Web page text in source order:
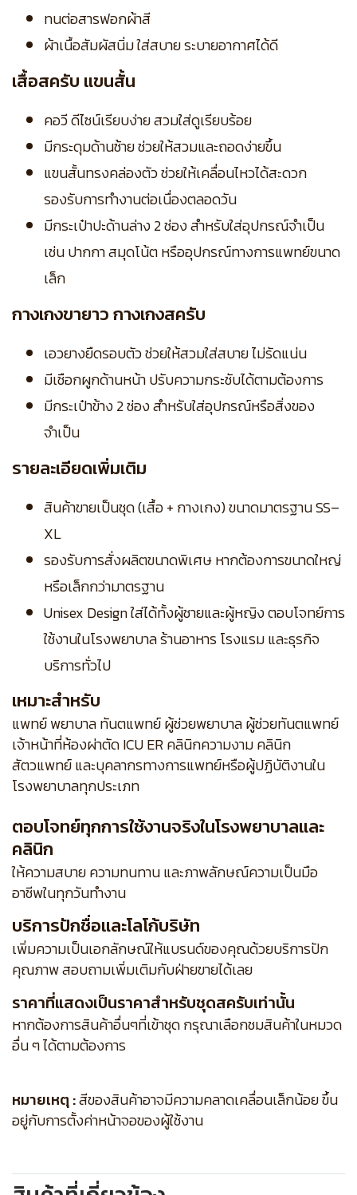
ทนต่อสารฟอกผ้าสี
ผ้าเนื้อสัมผัสนิ่ม ใส่สบาย ระบายอากาศได้ดี
เสื้อสครับ แขนสั้น
คอวี ดีไซน์เรียบง่าย สวมใส่ดูเรียบร้อย
มีกระดุมด้านซ้าย ช่วยให้สวมและถอดง่ายขึ้น
แขนสั้นทรงคล่องตัว ช่วยให้เคลื่อนไหวได้สะดวก
รองรับการทำงานต่อเนื่องตลอดวัน
มีกระเป๋าปะด้านล่าง 2 ช่อง สำหรับใส่อุปกรณ์จำเป็น
เช่น ปากกา สมุดโน้ต หรืออุปกรณ์ทางการแพทย์ขนาด
เล็ก
กางเกงขายาว กางเกงสครับ
เอวยางยืดรอบตัว ช่วยให้สวมใส่สบาย ไม่รัดแน่น
มีเชือกผูกด้านหน้า ปรับความกระชับได้ตามต้องการ
มีกระเป๋าข้าง 2 ช่อง สำหรับใส่อุปกรณ์หรือสิ่งของ
จำเป็น
รายละเอียดเพิ่มเติม
สินค้าขายเป็นชุด (เสื้อ + กางเกง) ขนาดมาตรฐาน SS–
XL
รองรับการสั่งผลิตขนาดพิเศษ หากต้องการขนาดใหญ่
หรือเล็กกว่ามาตรฐาน
Unisex Design ใส่ได้ทั้งผู้ชายและผู้หญิง ตอบโจทย์การ
ใช้งานในโรงพยาบาล ร้านอาหาร โรงแรม และธุรกิจ
บริการทั่วไป
เหมาะสำหรับ
แพทย์ พยาบาล ทันตแพทย์ ผู้ช่วยพยาบาล ผู้ช่วยทันตแพทย์
เจ้าหน้าที่ห้องผ่าตัด ICU ER คลินิกความงาม คลินิก
สัตวแพทย์ และบุคลากรทางการแพทย์หรือผู้ปฏิบัติงานใน
โรงพยาบาลทุกประเภท
ตอบโจทย์ทุกการใช้งานจริงในโรงพยาบาลและ
คลินิก
ให้ความสบาย ความทนทาน และภาพลักษณ์ความเป็นมือ
อาชีพในทุกวันทำงาน
บริการปักชื่อและโลโก้บริษัท
เพิ่มความเป็นเอกลักษณ์ให้แบรนด์ของคุณด้วยบริการปัก
คุณภาพ สอบถามเพิ่มเติมกับฝ่ายขายได้เลย
ราคาที่แสดงเป็นราคาสำหรับชุดสครับเท่านั้น
หากต้องการสินค้าอื่นๆที่เข้าชุด กรุณาเลือกชมสินค้าในหมวด
อื่น ๆ ได้ตามต้องการ
หมายเหตุ :สีของสินค้าอาจมีความคลาดเคลื่อนเล็กน้อย ขึ้น
อยู่กับการตั้งค่าหน้าจอของผู้ใช้งาน